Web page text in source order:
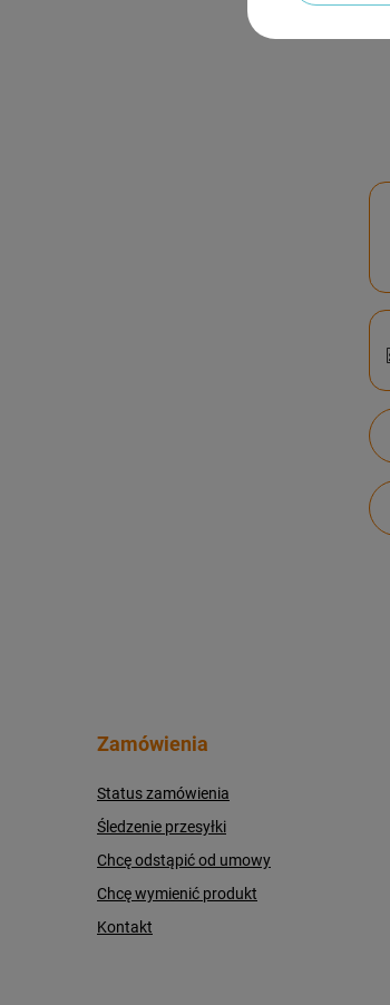
Zamówienia
Status zamówienia
Śledzenie przesyłki
Chcę odstąpić od umowy
Chcę wymienić produkt
Kontakt